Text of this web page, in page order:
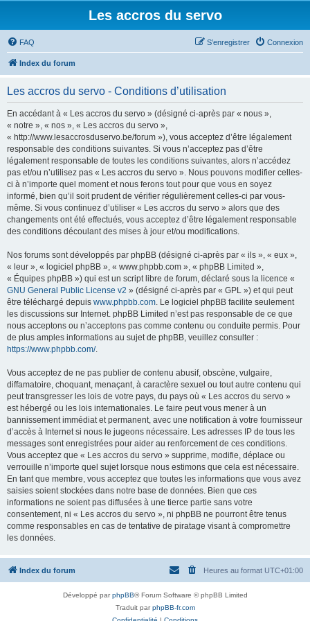
Les accros du servo
FAQ Connexion
S’enregistrer
Index du forum
Les accros du servo - Conditions d’utilisation
En accédant à « Les accros du servo » (désigné ci-après par « nous »,
« notre », « nos », « Les accros du servo »,
« http://www.lesaccrosduservo.be/forum »), vous acceptez d’être légalement
responsable des conditions suivantes. Si vous n’acceptez pas d’être
légalement responsable de toutes les conditions suivantes, alors n’accédez
pas et/ou n’utilisez pas « Les accros du servo ». Nous pouvons modifier celles-
ci à n’importe quel moment et nous ferons tout pour que vous en soyez
informé, bien qu’il soit prudent de vérifier régulièrement celles-ci par vous-
même. Si vous continuez d’utiliser « Les accros du servo » alors que des
changements ont été effectués, vous acceptez d’être légalement responsable
des conditions découlant des mises à jour et/ou modifications.
Nos forums sont développés par phpBB (désigné ci-après par « ils », « eux »,
« leur », « logiciel phpBB », « www.phpbb.com », « phpBB Limited »,
« Équipes phpBB ») qui est un script libre de forum, déclaré sous la licence «
GNU General Public License v2 » (désigné ci-après par « GPL ») et qui peut
être téléchargé depuis www.phpbb.com. Le logiciel phpBB facilite seulement
les discussions sur Internet. phpBB Limited n’est pas responsable de ce que
nous acceptons ou n’acceptons pas comme contenu ou conduite permis. Pour
de plus amples informations au sujet de phpBB, veuillez consulter :
https://www.phpbb.com/.
Vous acceptez de ne pas publier de contenu abusif, obscène, vulgaire,
diffamatoire, choquant, menaçant, à caractère sexuel ou tout autre contenu qui
peut transgresser les lois de votre pays, du pays où « Les accros du servo »
est hébergé ou les lois internationales. Le faire peut vous mener à un
bannissement immédiat et permanent, avec une notification à votre fournisseur
d’accès à Internet si nous le jugeons nécessaire. Les adresses IP de tous les
messages sont enregistrées pour aider au renforcement de ces conditions.
Vous acceptez que « Les accros du servo » supprime, modifie, déplace ou
verrouille n’importe quel sujet lorsque nous estimons que cela est nécessaire.
En tant que membre, vous acceptez que toutes les informations que vous avez
saisies soient stockées dans notre base de données. Bien que ces
informations ne soient pas diffusées à une tierce partie sans votre
consentement, ni « Les accros du servo », ni phpBB ne pourront être tenus
comme responsables en cas de tentative de piratage visant à compromettre
les données.
Index du forum Heures au format UTC+01:00
Développé parphpBB® Forum Software © phpBB Limited
Traduit parphpBB-fr.com